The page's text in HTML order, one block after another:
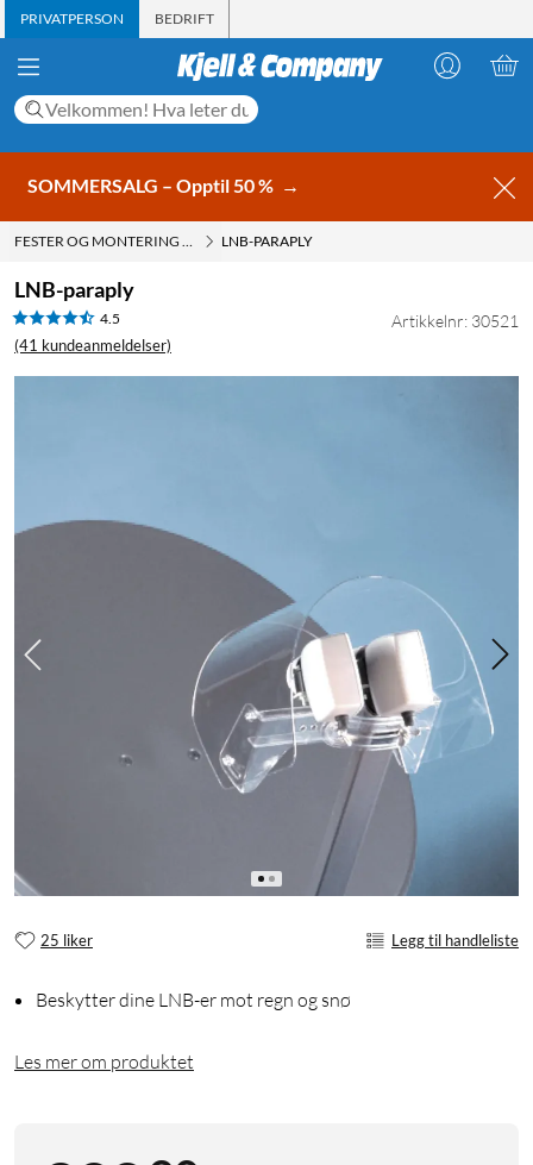
PRIVATPERSON BEDRIFT
SOMMERSALG – Opptil 50 % →
FESTER OG MONTERING FOR ANTENNE
LNB-PARAPLY
LNB-paraply
4.5
(41 kundeanmeldelser)
Artikkelnr: 30521
25 liker Legg til handleliste
Beskytter dine LNB-er mot regn og snø
Les mer om produktet